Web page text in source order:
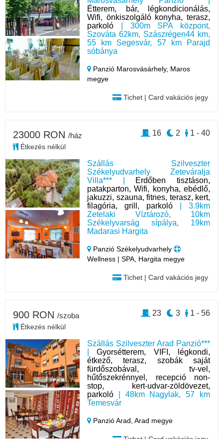
Étterem, bár, légkondicionálás,
Wifi, önkiszolgáló konyha, terasz,
parkoló | 300m SPA központ,
Szováta 62km, Szászrégen44 km,
55 km Segesvár, 57 km Parajd
sóbánya
Panzió Marosvásárhely, Maros
megye
Tichet | Card vakációs jegy
Szállás Szilveszter
Székelyudvarhely Zeteváralja
Villa*** | Erdőben tisztáson,
patakparton, Wifi, konyha, ebédlő,
jakuzzi, szauna, fitnes, terasz, kert,
filagória, grill, parkoló | 3.9km
Zetelaki Víztározó, 10km
Székelyvarság sípálya, 19km
Madarasi Hargita
Panzió Székelyudvarhely
Wellness | SPA, Hargita megye
Tichet | Card vakációs jegy
23000 RON /ház
Étkezés nélkül
1 - 40
2
16
Szállás Szilveszter Arad Panzió***
|Gyorsétterem, VIFI, légkondi,
étkező, terasz, szobák saját
fürdőszobával, tv-vel,
hűtőszekrénnyel, recepció non-
stop, kert-udvar-zöldövezet,
parkoló | 48km Nagylak, 57 km
Temesvár
Panzió Arad,Arad megye
900 RON /szoba
Étkezés nélkül
1 - 56
3
23